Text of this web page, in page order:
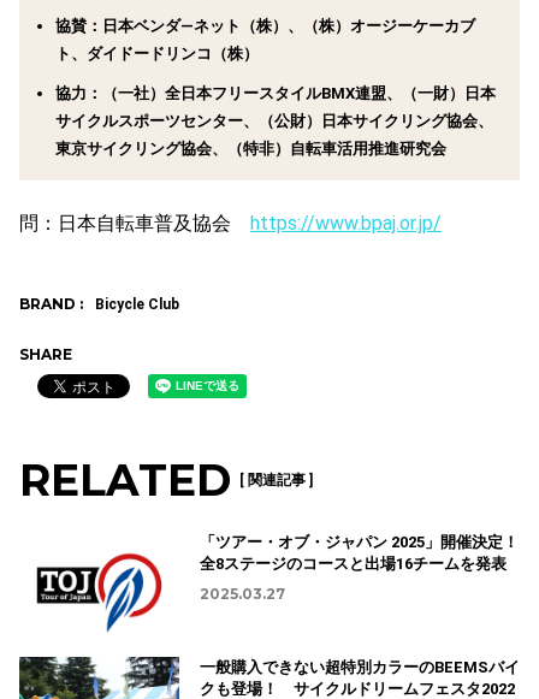
協賛： 日本ベンダ―ネット（株）、（株）オージーケーカブ
ト、ダイドードリンコ（株）
協力：
（一社）全日本フリースタイルBMX連盟、（一財）日本
サイクルスポーツセンター、（公財）日本サイクリング協会、
東京サイクリング協会、（特非）自転車活用推進研究会
問： 日本自転車普及協会 https://www.bpaj.or.jp/
BRAND : Bicycle Club
SHARE
RELATED [ 関連記事 ]
「ツアー・オブ・ジャパン 2025」開催決定！
全8ステージのコースと出場16チームを発表
2025.03.27
一般購入できない超特別カラーのBEEMSバイ
クも登場！ サイクルドリームフェスタ2022